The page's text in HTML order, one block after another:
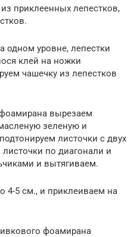
приклеенных лепестков,
одном уровне, лепестки
клей на ножки
чашечку из лепестков
вырезаем
зеленую и
листочки с двух
по диагонали и
и вытягиваем.
4-5 см., и приклеиваем на
фоамирана